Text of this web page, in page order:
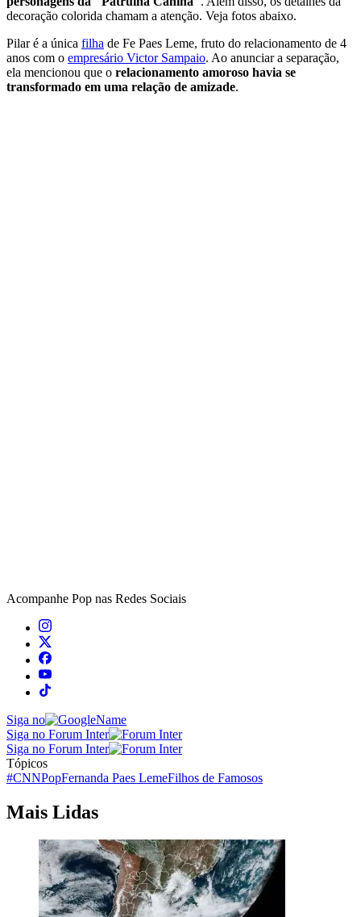
decoração colorida chamam a atenção. Veja fotos abaixo.
Pilar é a única filha de Fe Paes Leme, fruto do relacionamento de 4
anos com o empresário Victor Sampaio. Ao anunciar a separação,
ela mencionou que o relacionamento amoroso havia se
transformado em uma relação de amizade.
Acompanhe Pop nas Redes Sociais
Siga no
Siga no Forum Inter
Siga no Forum Inter
Tópicos
#CNNPopFernanda Paes LemeFilhos de Famosos
Mais Lidas